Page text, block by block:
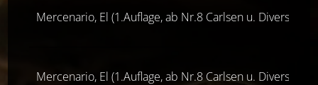
Mercenario, El (1.Auflage, ab Nr.8 Carlsen u. Diverse
Mercenario, El (1.Auflage, ab Nr.8 Carlsen u. Diverse